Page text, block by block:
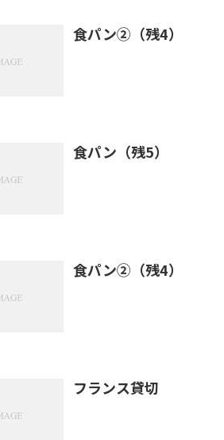
食パン②（残4）
食パン（残5）
食パン②（残4）
フランス貸切